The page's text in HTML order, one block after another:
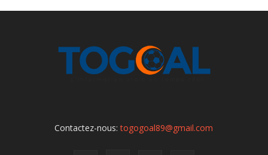
Contactez-nous:togogoal89@gmail.com